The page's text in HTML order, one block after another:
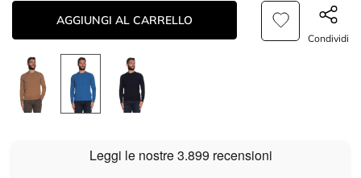
AGGIUNGI AL CARRELLO
Condividi